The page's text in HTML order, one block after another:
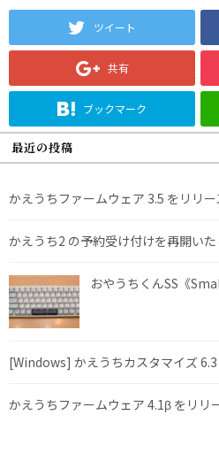
ツイート
共有
ブックマーク
最近の投稿
かえうちファームウェア 3.5 をリリ
かえうち2 の予約受け付けを再開い
おやうちくんSS《
[Windows] かえうちカスタマイズ
かえうちファームウェア 4.1β をリリ